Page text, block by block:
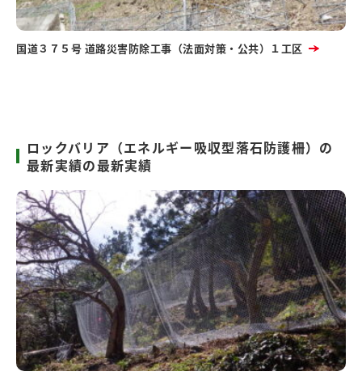
国道３７５号 道路災害防除工事（法面対策・公共）１工区
ロックバリア（エネルギー吸収型落石防護柵）の
最新実績の最新実績